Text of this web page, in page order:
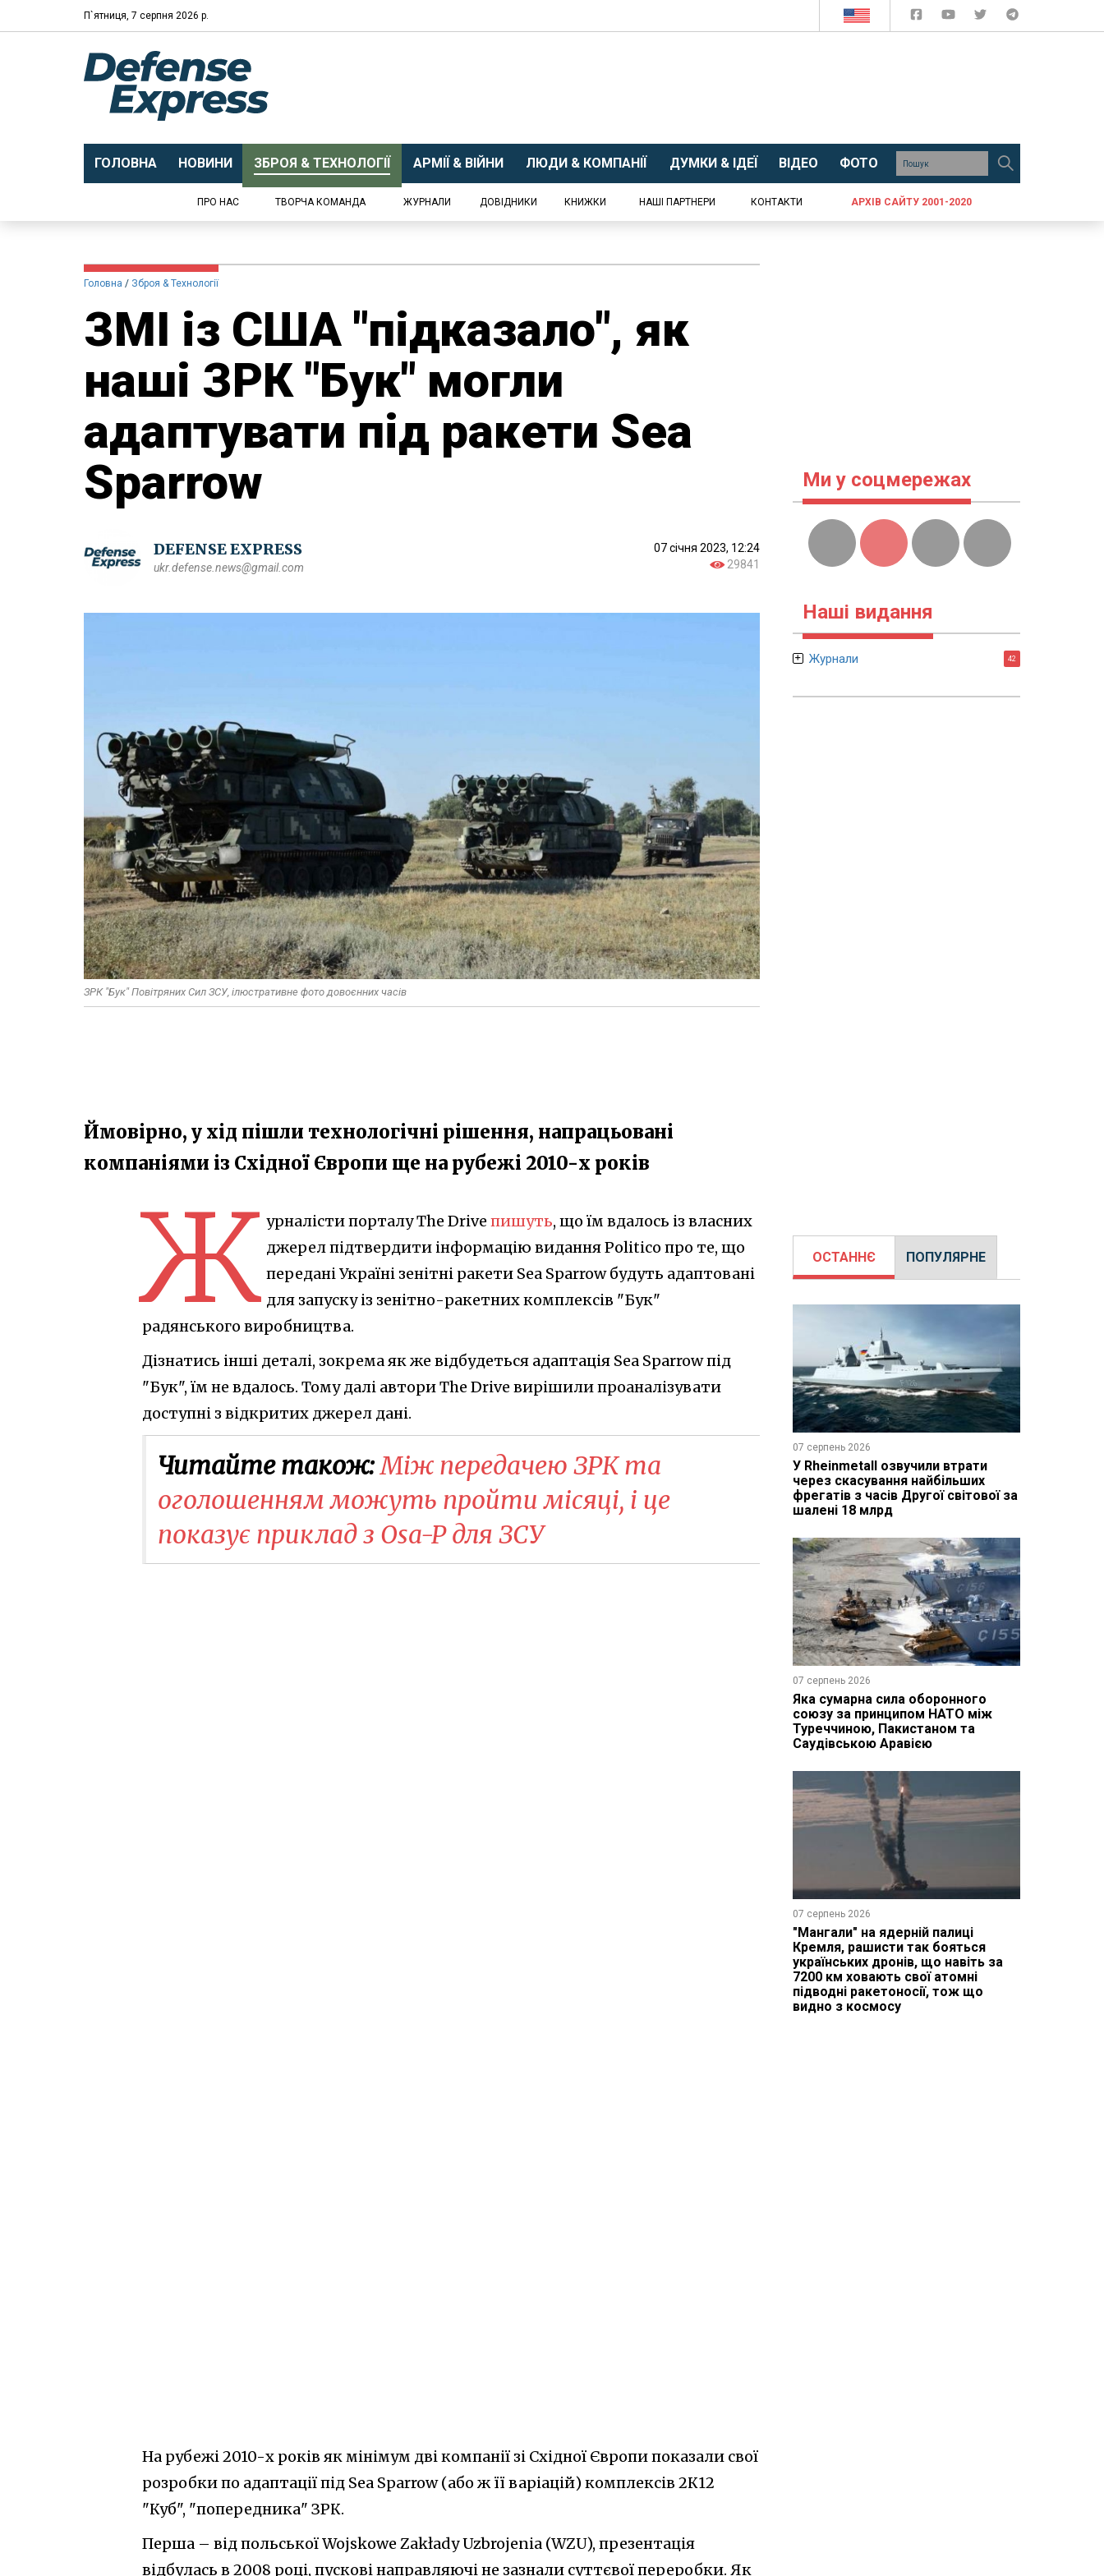
П`ятниця, 7 серпня 2026 р.
ГОЛОВНА НОВИНИ ЗБРОЯ & ТЕХНОЛОГІЇ АРМІЇ & ВІЙНИ ЛЮДИ & КОМПАНІЇ ДУМКИ & ІДЕЇ ВІДЕО ФОТО
ПРО НАС ТВОРЧА КОМАНДА ЖУРНАЛИ ДОВІДНИКИ КНИЖКИ НАШІ ПАРТНЕРИ КОНТАКТИ АРХІВ САЙТУ 2001-2020
Головна Зброя & Технології
ЗМІ із США "підказало", як
наші ЗРК "Бук" могли
адаптувати під ракети Sea
Sparrow
DEFENSE EXPRESS
ukr.defense.news@gmail.com
07 січня 2023, 12:24
29841
ЗРК "Бук" Повітряних Сил ЗСУ, ілюстративне фото довоєнних часів
Ймовірно, у хід пішли технологічні рішення, напрацьовані
компаніями із Східної Європи ще на рубежі 2010-х років
Ж урналісти порталу The Drive пишуть, що їм вдалось із власних
джерел підтвердити інформацію видання Politico про те, що
передані Україні зенітні ракети Sea Sparrow будуть адаптовані
для запуску із зенітно-ракетних комплексів "Бук"
радянського виробництва.
Дізнатись інші деталі, зокрема як же відбудеться адаптація Sea Sparrow під
"Бук", їм не вдалось. Тому далі автори The Drive вирішили проаналізувати
доступні з відкритих джерел дані.
Читайте також:Між передачею ЗРК та
оголошенням можуть пройти місяці, і це
показує приклад з Osa-P для ЗСУ
На рубежі 2010-х років як мінімум дві компанії зі Східної Європи показали свої
розробки по адаптації під Sea Sparrow (або ж її варіацій) комплексів 2К12
"Куб", "попередника" ЗРК.
Перша – від польської Wojskowe Zakłady Uzbrojenia (WZU), презентація
відбулась в 2008 році, пускові направляючі не зазнали суттєвої переробки. Як
Ми у соцмережах
Наші видання
Журнали 42
ОСТАННЄ ПОПУЛЯРНЕ
07 серпень 2026
У Rheinmetall озвучили втрати
через скасування найбільших
фрегатів з часів Другої світової за
шалені 18 млрд
07 серпень 2026
Яка сумарна сила оборонного
союзу за принципом НАТО між
Туреччиною, Пакистаном та
Саудівською Аравією
07 серпень 2026
"Мангали" на ядерній палиці
Кремля, рашисти так бояться
українських дронів, що навіть за
7200 км ховають свої атомні
підводні ракетоносії, тож що
видно з космосу